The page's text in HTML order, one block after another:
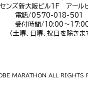
センズ新大阪ビル1F アール
電話/0570-018-501
受付時間/10:00～
（土曜、日曜、祝日を除きま
MARATHON ALL RIGHTS